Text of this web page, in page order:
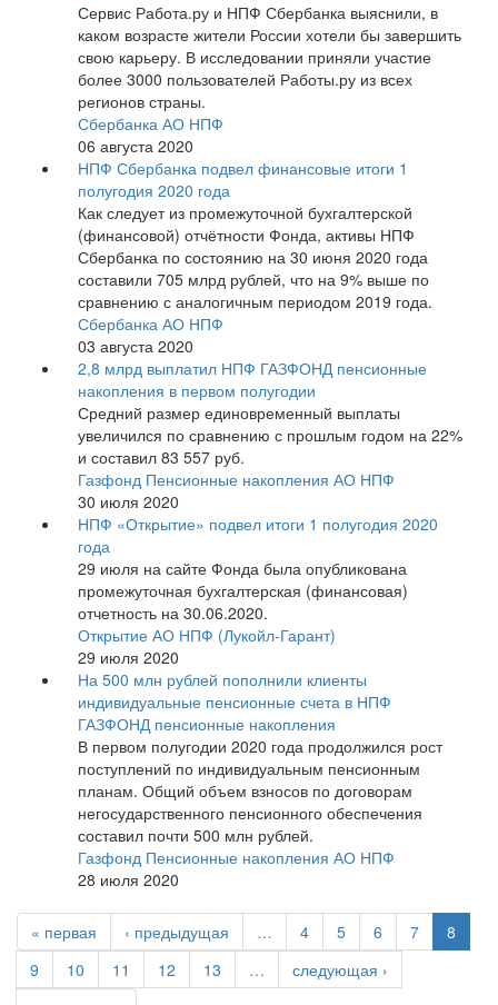
Сервис Работа.ру и НПФ Сбербанка выяснили, в
каком возрасте жители России хотели бы завершить
свою карьеру. В исследовании приняли участие
более 3000 пользователей Работы.ру из всех
регионов страны.
Сбербанка АО НПФ
06 августа 2020
НПФ Сбербанка подвел финансовые итоги 1
полугодия 2020 года
Как следует из промежуточной бухгалтерской
(финансовой) отчётности Фонда, активы НПФ
Сбербанка по состоянию на 30 июня 2020 года
составили 705 млрд рублей, что на 9% выше по
сравнению с аналогичным периодом 2019 года.
Сбербанка АО НПФ
03 августа 2020
2,8 млрд выплатил НПФ ГАЗФОНД пенсионные
накопления в первом полугодии
Средний размер единовременный выплаты
увеличился по сравнению с прошлым годом на 22%
и составил 83 557 руб.
Газфонд Пенсионные накопления АО НПФ
30 июля 2020
НПФ «Открытие» подвел итоги 1 полугодия 2020
года
29 июля на сайте Фонда была опубликована
промежуточная бухгалтерская (финансовая)
отчетность на 30.06.2020.
Открытие АО НПФ (Лукойл-Гарант)
29 июля 2020
На 500 млн рублей пополнили клиенты
индивидуальные пенсионные счета в НПФ
ГАЗФОНД пенсионные накопления
В первом полугодии 2020 года продолжился рост
поступлений по индивидуальным пенсионным
планам. Общий объем взносов по договорам
негосударственного пенсионного обеспечения
составил почти 500 млн рублей.
Газфонд Пенсионные накопления АО НПФ
28 июля 2020
« первая ‹ предыдущая … 4 5 6 7
8
9
10 11 12 13 …
следующая ›